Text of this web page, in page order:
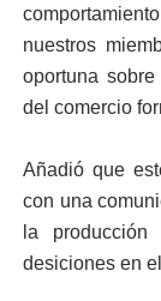
nuestros
oportuna
del comercio
Añadió que
con una
la
desiciones en